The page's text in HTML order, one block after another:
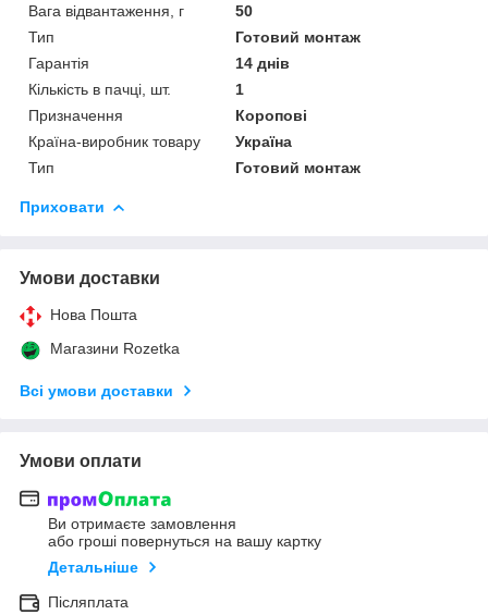
Вага відвантаження, г
50
Тип
Готовий монтаж
Гарантія
14 днів
Кількість в пачці, шт.
1
Призначення
Коропові
Країна-виробник товару
Україна
Тип
Готовий монтаж
Приховати
Умови доставки
Нова Пошта
Магазини Rozetka
Всі умови доставки
Умови оплати
Ви отримаєте замовлення
або гроші повернуться на вашу картку
Детальніше
Післяплата